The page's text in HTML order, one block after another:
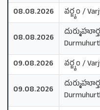
08.08.2026
వర్జ్యం /
08.08.2026
09.08.2026
వర్జ్యం /
09.08.2026